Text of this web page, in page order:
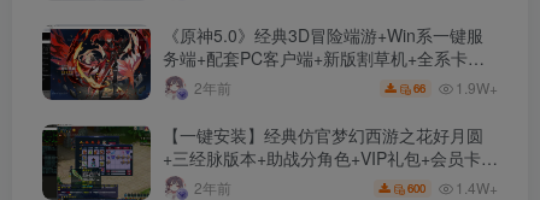
《原神5.0》经典3D冒险端游+Win系一键服
务端+配套PC客户端+新版割草机+全系卡池
文件2年前 66 1.9W+
【一键安装】经典仿官梦幻西游之花好月圆
+三经脉版本+助战分角色+VIP礼包+会员卡
+剧情活动+视频搭建及其他修改资料
2年前 600 1.4W+